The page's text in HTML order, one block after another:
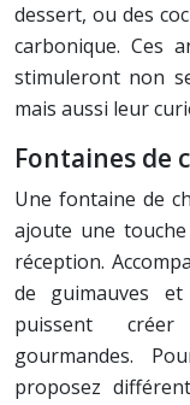
dessert, ou des
carbonique. Ces
stimuleront non
mais aussi leur
Fontaines de
Une fontaine de
ajoute une
réception.
de guimauves
puissent
gourmandes.
proposez